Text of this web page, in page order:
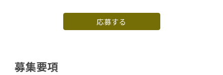
応募する
募集要項